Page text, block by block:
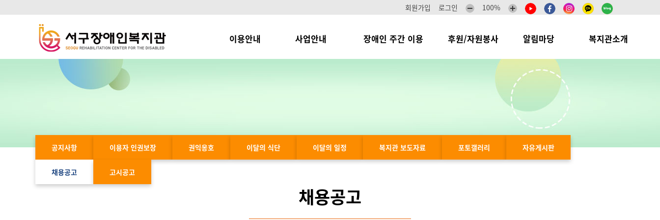
회원가입 로그인 100%
이용안내 사업안내 장애인 주간 이용 후원/자원봉사 알림마당 복지관소개
공지사항 이용자 인권보장 권익옹호 이달의 식단 이달의 일정 복지관 보도자료 포토갤러리 자유게시판
채용공고 고시공고
채용공고